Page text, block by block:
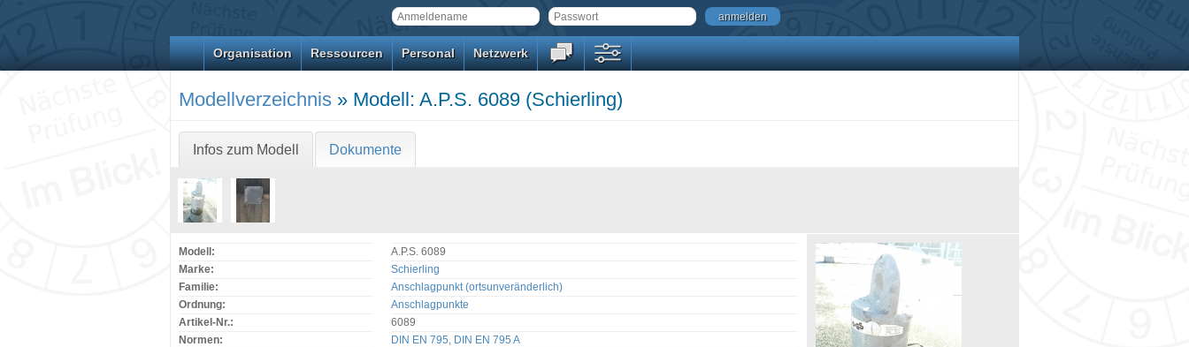
anmelden
Organisation Ressourcen Personal Netzwerk
Modellverzeichnis » Modell: A.P.S. 6089 (Schierling)
Infos zum Modell Dokumente
Modell:
A.P.S. 6089
Marke:
Schierling
Familie:
Anschlagpunkt (ortsunveränderlich)
Ordnung:
Anschlagpunkte
Artikel-Nr.:
6089
Normen:
DIN EN 795, DIN EN 795 A